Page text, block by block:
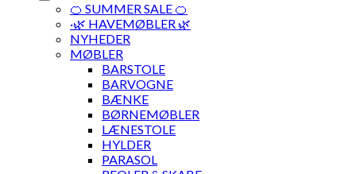
🍊 SUMMER SALE 🍊
·🌿 HAVEMØBLER 🌿
NYHEDER
MØBLER
BARSTOLE
BARVOGNE
BÆNKE
BØRNEMØBLER
LÆNESTOLE
HYLDER
PARASOL